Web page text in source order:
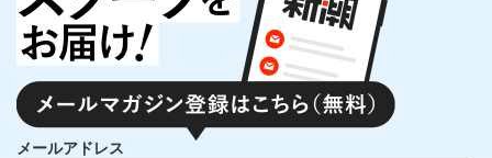
メールアドレス